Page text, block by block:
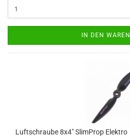
IN DEN
Luftschraube 8x4" SlimProp Elektro